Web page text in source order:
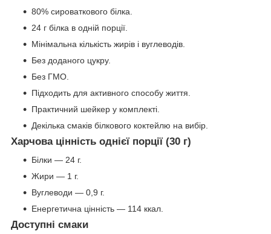
80% сироваткового білка.
24 г білка в одній порції.
Мінімальна кількість жирів і вуглеводів.
Без доданого цукру.
Без ГМО.
Підходить для активного способу життя.
Практичний шейкер у комплекті.
Декілька смаків білкового коктейлю на вибір.
Харчова цінність однієї порції (30 г)
Білки — 24 г.
Жири — 1 г.
Вуглеводи — 0,9 г.
Енергетична цінність — 114 ккал.
Доступні смаки